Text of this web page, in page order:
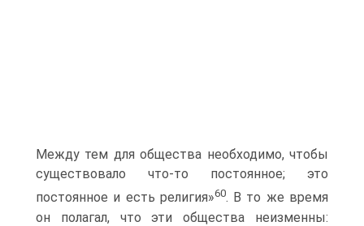
Между тем для общества необходимо, чтобы
существовало что-то постоянное; это
постоянное и есть религия»60. В то же время
он полагал, что эти об­щества неизменны: